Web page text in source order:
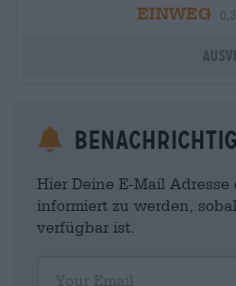
EINWEG
Hier Deine E-Mail
informiert zu werden,
verfügbar ist.